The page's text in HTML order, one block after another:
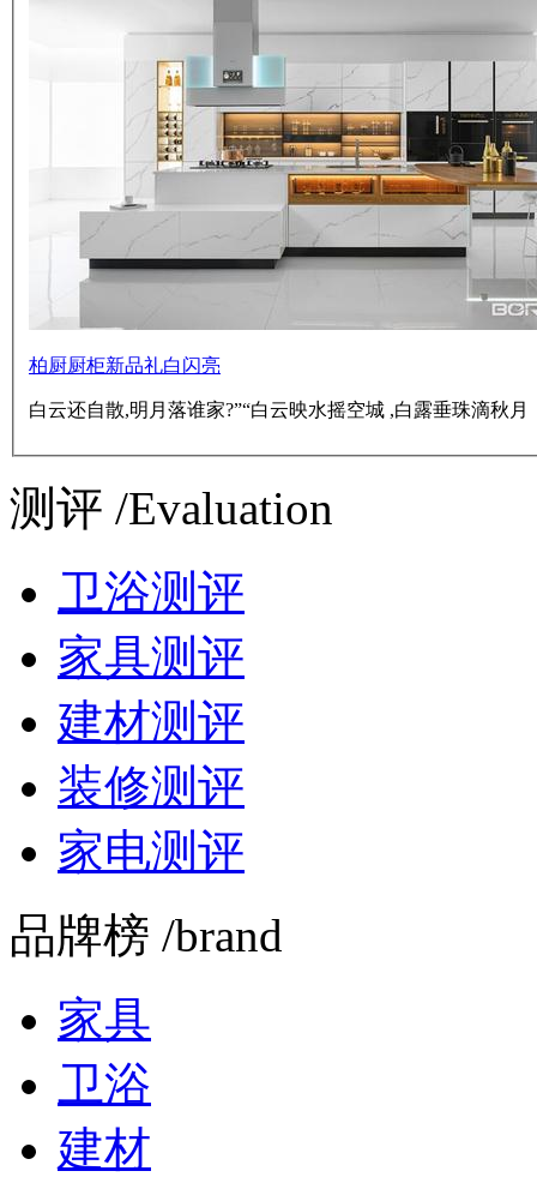
柏厨厨柜新品礼白闪亮
白云还自散,明月落谁家?”“白云映水摇空城 ,白露垂珠滴秋月
测评 /Evaluation
卫浴测评
家具测评
建材测评
装修测评
家电测评
品牌榜 /brand
家具
卫浴
建材